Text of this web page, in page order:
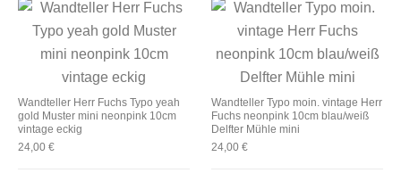
Wandteller Herr Fuchs Typo yeah
gold Muster mini neonpink 10cm
vintage eckig
24,00 €
Wandteller Typo moin. vintage Herr
Fuchs neonpink 10cm blau/weiß
Delfter Mühle mini
24,00 €